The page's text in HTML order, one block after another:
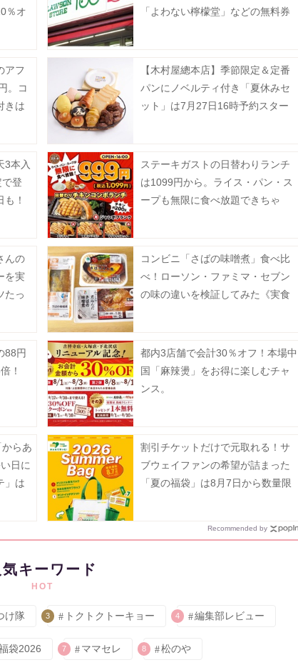
％オ
「よわない檸檬堂」などの無料券
アフ
。コ
きは
【木村屋總本店】季節限定＆定番
パンにノベルティ付き「夏休みセ
ット」は7月27日16時予約スター
3本入
登
！
ステーキガストの日替わりランチ
は1099円から。ライス・パン・ス
ープも無限に食べ放題できちゃ
んの
を実
たっ
コンビニ「さばの味噌煮」食べ比
べ！ローソン・ファミマ・セブン
の味の違いを検証してみた《実食
88円
！
都内3店舗で会計30％オフ！本場中
国「麻辣燙」をお得に楽しむチャ
ンス。
らあ
日に
」は
割引チケットだけで元取れる！サ
ブウェイファンの希望が詰まった
「夏の福袋」は8月7日から数量限
Recommended by
キーワード
HOT
け隊 3 トクトクトーキョー 4 編集部レビュー
袋2026 7 ママセレ 8 松のや